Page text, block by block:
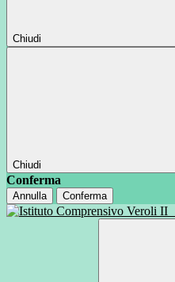
Chiudi
Chiudi
Conferma
Annulla Conferma